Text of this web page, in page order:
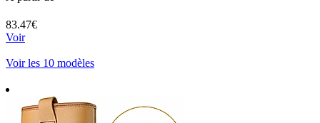
83.47€
Voir
Voir les 10 modèles